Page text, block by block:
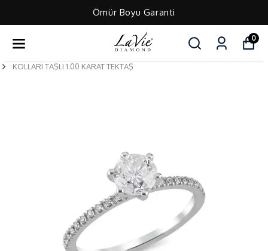
Ömür Boyu Garanti
0
KOLLARI TAŞLI 1.00 KARAT TEKTAŞ